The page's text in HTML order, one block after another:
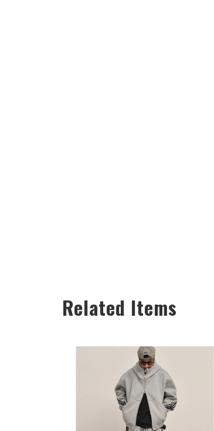
Related Items